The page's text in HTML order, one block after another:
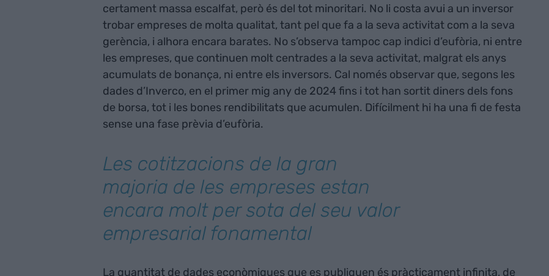
certament massa escalfat, però és del tot minoritari. No li costa avui a un inversor
trobar empreses de molta qualitat, tant pel que fa a la seva activitat com a la seva
gerència, i alhora encara barates. No s’observa tampoc cap indici d’eufòria, ni entre
les empreses, que continuen molt centrades a la seva activitat, malgrat els anys
acumulats de bonança, ni entre els inversors. Cal només observar que, segons les
dades d’Inverco, en el primer mig any de 2024 fins i tot han sortit diners dels fons
de borsa, tot i les bones rendibilitats que acumulen. Difícilment hi ha una fi de festa
sense una fase prèvia d’eufòria.
Les cotitzacions de la gran
majoria de les empreses estan
encara molt per sota del seu valor
empresarial fonamental
La quantitat de dades econòmiques que es publiquen és pràcticament infinita, de